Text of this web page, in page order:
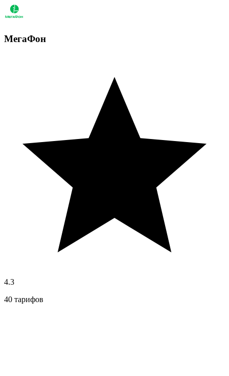
МегаФон
4.3
40 тарифов